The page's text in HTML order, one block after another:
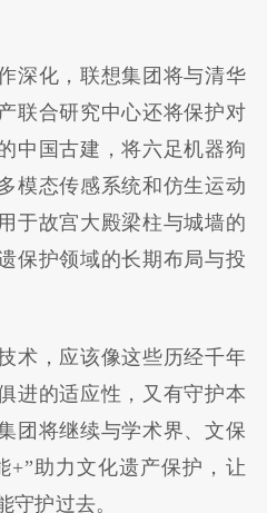
深化，联想集团将与清华
联合研究中心还将保护对
中国古建，将六足机器狗
模态传感系统和仿生运动
于故宫大殿梁柱与城墙的
保护领域的长期布局与投
术，应该像这些历经千年
进的适应性，又有守护本
团将继续与学术界、文保
+”助力文化遗产保护，让
守护过去。